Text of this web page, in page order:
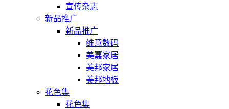
宣传杂志
新品推广
新品推广
维意数码
美嘉家居
美邦家居
美邦地板
花色集
花色集